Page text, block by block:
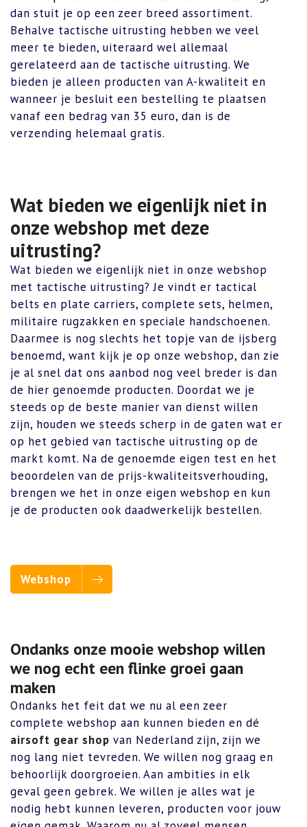
dan stuit je op een zeer breed assortiment.
Behalve tactische uitrusting hebben we veel
meer te bieden, uiteraard wel allemaal
gerelateerd aan de tactische uitrusting. We
bieden je alleen producten van A-kwaliteit en
wanneer je besluit een bestelling te plaatsen
vanaf een bedrag van 35 euro, dan is de
verzending helemaal gratis.
Wat bieden we eigenlijk niet in
onze webshop met deze
uitrusting?
Wat bieden we eigenlijk niet in onze webshop
met tactische uitrusting? Je vindt er tactical
belts en plate carriers, complete sets, helmen,
militaire rugzakken en speciale handschoenen.
Daarmee is nog slechts het topje van de ijsberg
benoemd, want kijk je op onze webshop, dan zie
je al snel dat ons aanbod nog veel breder is dan
de hier genoemde producten. Doordat we je
steeds op de beste manier van dienst willen
zijn, houden we steeds scherp in de gaten wat er
op het gebied van tactische uitrusting op de
markt komt. Na de genoemde eigen test en het
beoordelen van de prijs-kwaliteitsverhouding,
brengen we het in onze eigen webshop en kun
je de producten ook daadwerkelijk bestellen.
Webshop
Ondanks onze mooie webshop willen
we nog echt een flinke groei gaan
maken
Ondanks het feit dat we nu al een zeer
complete webshop aan kunnen bieden en dé
airsoft gear shop van Nederland zijn, zijn we
nog lang niet tevreden. We willen nog graag en
behoorlijk doorgroeien. Aan ambities in elk
geval geen gebrek. We willen je alles wat je
nodig hebt kunnen leveren, producten voor jouw